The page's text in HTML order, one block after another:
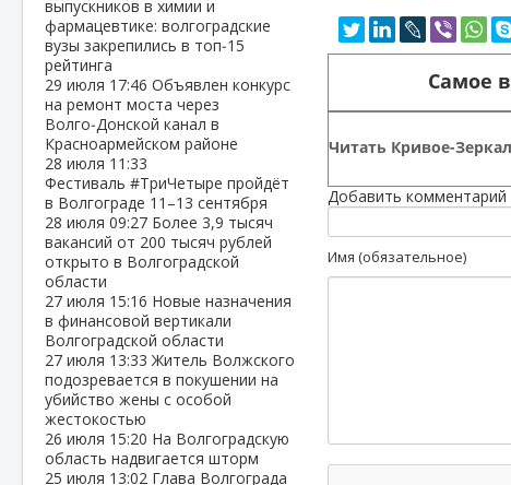
выпускников в химии и
фармацевтике: волгоградские
вузы закрепились в топ‑15
рейтинга
29 июля 17:46 Объявлен конкурс
на ремонт моста через
Волго‑Донской канал в
Красноармейском районе
28 июля 11:33
Фестиваль #ТриЧетыре пройдёт
в Волгограде 11–13 сентября
28 июля 09:27 Более 3,9 тысяч
вакансий от 200 тысяч рублей
открыто в Волгоградской
области
27 июля 15:16 Новые назначения
в финансовой вертикали
Волгоградской области
27 июля 13:33Житель Волжского
подозревается в покушении на
убийство жены с особой
жестокостью
26 июля 15:20 На Волгоградскую
область надвигается шторм
25 июля 13:02 Глава Волгограда
Самое
Читать Кривое-
Добавить комментарий
Имя (обязательное)